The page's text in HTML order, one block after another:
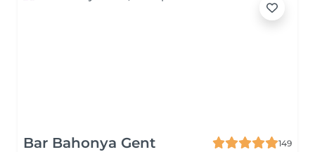
Bar Bahonya Gent
149